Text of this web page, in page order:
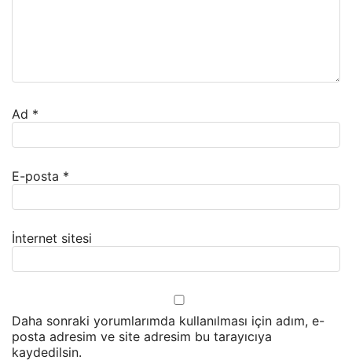
Ad *
E-posta *
İnternet sitesi
Daha sonraki yorumlarımda kullanılması için adım, e-
posta adresim ve site adresim bu tarayıcıya
kaydedilsin.